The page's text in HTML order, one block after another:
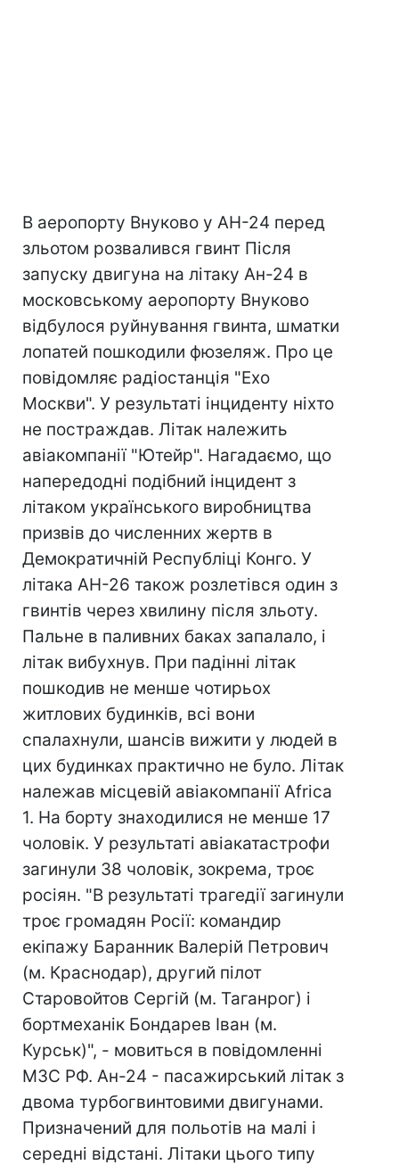
В аеропорту Внуково у АН-24 перед
зльотом розвалився гвинт Після
запуску двигуна на літаку Ан-24 в
московському аеропорту Внуково
відбулося руйнування гвинта, шматки
лопатей пошкодили фюзеляж. Про це
повідомляє радіостанція "Ехо
Москви". У результаті інциденту ніхто
не постраждав. Літак належить
авіакомпанії "Ютейр". Нагадаємо, що
напередодні подібний інцидент з
літаком українського виробництва
призвів до численних жертв в
Демократичній Республіці Конго. У
літака АН-26 також розлетівся один з
гвинтів через хвилину після зльоту.
Пальне в паливних баках запалало, і
літак вибухнув. При падінні літак
пошкодив не менше чотирьох
житлових будинків, всі вони
спалахнули, шансів вижити у людей в
цих будинках практично не було. Літак
належав місцевій авіакомпанії Africa
1. На борту знаходилися не менше 17
чоловік. У результаті авіакатастрофи
загинули 38 чоловік, зокрема, троє
росіян. "В результаті трагедії загинули
троє громадян Росії: командир
екіпажу Баранник Валерій Петрович
(м. Краснодар), другий пілот
Старовойтов Сергій (м. Таганрог) і
бортмеханік Бондарев Іван (м.
Курськ)", - мовиться в повідомленні
МЗС РФ. Ан-24 - пасажирський літак з
двома турбогвинтовими двигунами.
Призначений для польотів на малі і
середні відстані. Літаки цього типу